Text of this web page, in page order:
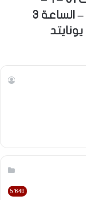
2026يانج افريكانز X الأهلى – الساعة 3
5٬648